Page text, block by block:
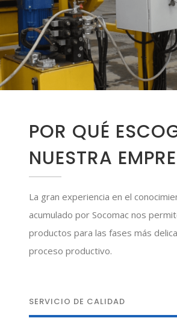
POR QUÉ
NUESTRA
La gran experiencia en el
acumulado por Socomac nos
productos para las fases más
proceso productivo.
SERVICIO DE CALIDAD